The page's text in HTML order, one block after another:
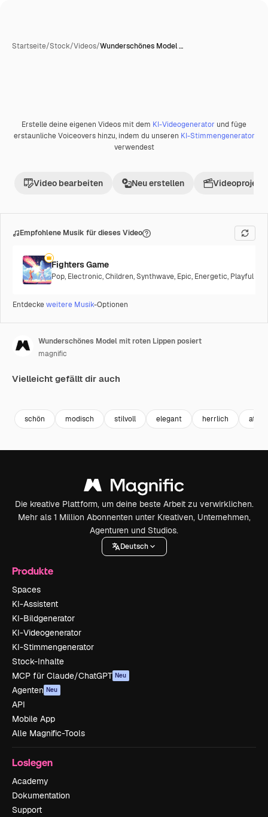
Startseite/Stock/Videos/Wunderschönes Model …
Erstelle deine eigenen Videos mit dem KI-Videogenerator und füge
erstaunliche Voiceovers hinzu, indem du unseren KI-Stimmengenerator
verwendest
Video bearbeiten Neu erstellen Videoprojekt
Empfohlene Musik für dieses Video
Fighters Game
Pop, Electronic,Children,Synthwave, Epic, Energetic, Playful
Entdeckeweitere Musik-Optionen
Wunderschönes Model mit roten Lippen posiert
magnific
Vielleicht gefällt dir auch
schön modisch stilvoll elegant herrlich
Die kreative Plattform, um deine beste Arbeit zu verwirklichen.
Mehr als 1 Million Abonnenten unter Kreativen, Unternehmen,
Agenturen und Studios.
Deutsch
Produkte
Spaces
KI-Assistent
KI-Bildgenerator
KI-Videogenerator
KI-Stimmengenerator
Stock-Inhalte
MCP für Claude/ChatGPT Neu
Agenten Neu
API
Mobile App
Alle Magnific-Tools
Loslegen
Academy
Dokumentation
Support